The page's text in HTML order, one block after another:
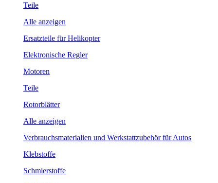
Teile
Alle anzeigen
Ersatzteile für Helikopter
Elektronische Regler
Motoren
Teile
Rotorblätter
Alle anzeigen
Verbrauchsmaterialien und Werkstattzubehör für Autos
Klebstoffe
Schmierstoffe